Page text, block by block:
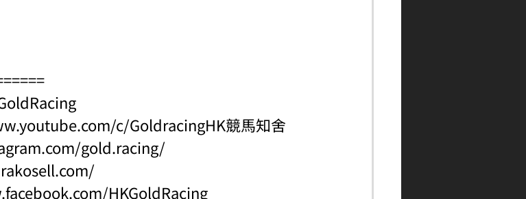
c/GoldracingHK競馬知舍
gold.racing/
HKGoldRacing